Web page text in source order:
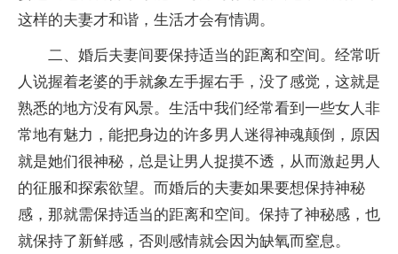
这样的夫妻才和谐，生活才会有情调。
二、婚后夫妻间要保持适当的距离和空间。经常听
人说握着老婆的手就象左手握右手，没了感觉，这就是
熟悉的地方没有风景。生活中我们经常看到一些女人非
常地有魅力，能把身边的许多男人迷得神魂颠倒，原因
就是她们很神秘，总是让男人捉摸不透，从而激起男人
的征服和探索欲望。而婚后的夫妻如果要想保持神秘
感，那就需保持适当的距离和空间。保持了神秘感，也
就保持了新鲜感，否则感情就会因为缺氧而窒息。